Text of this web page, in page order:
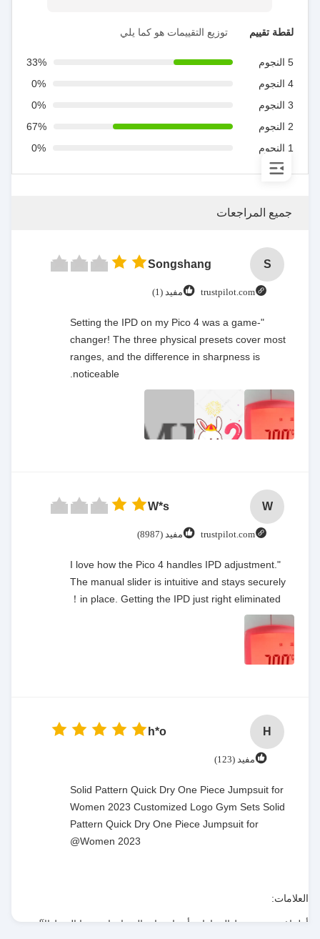
لقطة تقييم توزيع التقييمات هو كما يلي
5 النجوم
33%
4 النجوم
0%
3 النجوم
0%
2 النجوم
67%
1 النجوم
0%
جميع المراجعات
S
Songshang
trustpilot.com مفيد (1)
"Setting the IPD on my Pico 4 was a game-
changer! The three physical presets cover most
ranges, and the difference in sharpness is
noticeable.
W
W*s
trustpilot.com مفيد (8987)
"I love how the Pico 4 handles IPD adjustment.
The manual slider is intuitive and stays securely
in place. Getting the IPD just right eliminated！
H
h*o
مفيد (123)
Solid Pattern Quick Dry One Piece Jumpsuit for
Women 2023 Customized Logo Gym Sets Solid
Pattern Quick Dry One Piece Jumpsuit for
Women 2023@
العلامات:
أطراف عصى ربط السيارات,أجزاء نهاية العصا,نهاية عصا الربط الآلي ,